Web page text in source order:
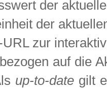
der
der
zur
auf die
up-to-date gilt